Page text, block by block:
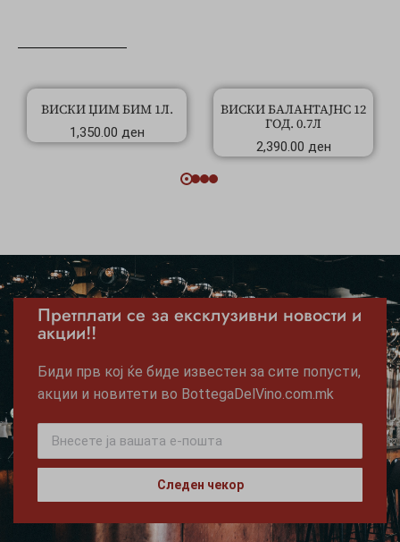
ВИСКИ ЏИМ БИМ 1Л.
1,350.00 ден
ВИСКИ БАЛАНТАЈНС 12
ГОД. 0.7Л
2,390.00 ден
Претплати се за ексклузивни новости и
акции!!
Биди прв кој ќе биде известен за сите попусти,
акции и новитети во BottegaDelVino.com.mk
Следен чекор